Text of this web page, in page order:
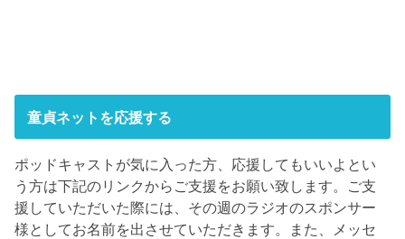
童貞ネットを応援する
ポッドキャストが気に入った方、応援してもいいよとい
う方は下記のリンクからご支援をお願い致します。ご支
援していただいた際には、その週のラジオのスポンサー
様としてお名前を出させていただきます。また、メッセ